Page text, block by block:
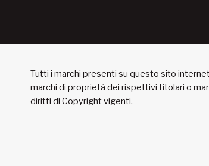
Tutti i marchi presenti su questo sito
marchi di proprietà dei rispettivi titolari o
diritti di Copyright vigenti.